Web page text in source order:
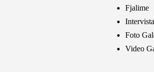
Fjalime
Intervista
Foto
Video